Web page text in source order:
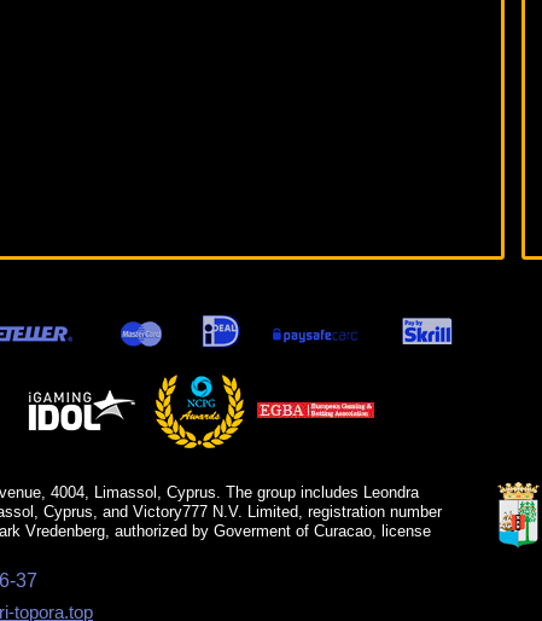
4004, Limassol, Cyprus. The group includes Leondra
Cyprus, and Victory777 N.V. Limited, registration number
Vredenberg, authorized by Goverment of Curacao, license
37
topora.top